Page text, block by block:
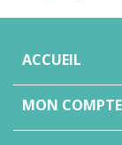
ACCUEIL
MON COMPTE